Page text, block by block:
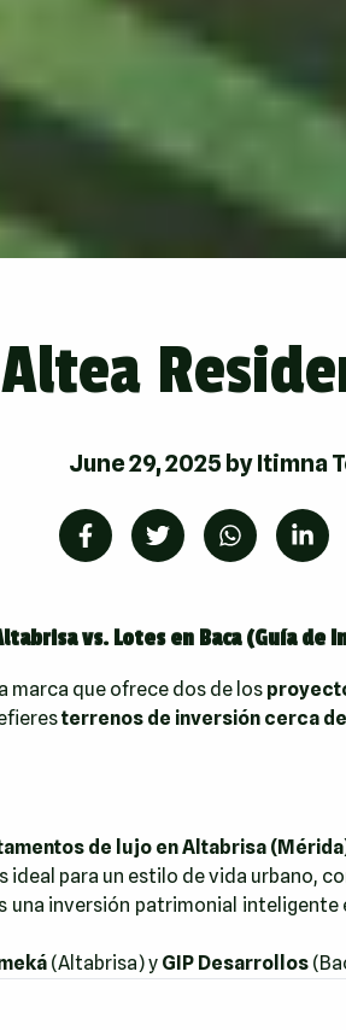
Altea
June 29, 2025 byItimna
vs. Lotes en Baca (Guía de
marca que ofrece dos de los
terrenos de inversión cerca
de lujo en Altabrisa
para un estilo de vida urbano,
una inversión patrimonial inteligente
(Altabrisa) y GIP Desarrollos